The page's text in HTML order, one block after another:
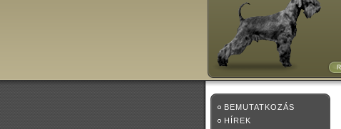
BEMUTATKOZÁS
HÍREK